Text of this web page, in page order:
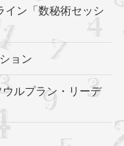
イン「数秘術セッシ
ョン
ルプラン・リーデ